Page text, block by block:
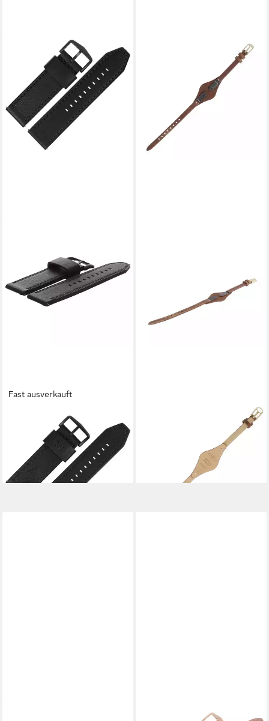
Fast ausverkauft
Uhrenarmband 24mm Leder
Schwarz JR-1354 LB-JR1354
38,99 €
lieferbar - in 2-3 Werktagen bei dir
Uhrenarmband 8mm Leder
Braun ES-3264 LB-ES3264
lieferbar - in 2-3 Werktagen bei dir